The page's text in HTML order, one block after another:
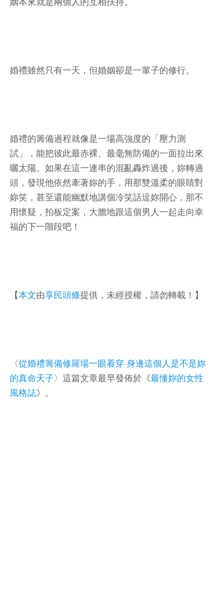
婚禮雖然只有一天，但婚姻卻是一輩子的修行。
婚禮的籌備過程就像是一場高強度的「壓力測
試」，能把彼此最赤裸、最毫無防備的一面拉出來
曬太陽。如果在這一連串的混亂轟炸過後，妳轉過
頭，發現他依然牽著妳的手，用那雙溫柔的眼睛對
妳笑，甚至還能幽默地講個冷笑話逗妳開心，那不
用懷疑，拍板定案，大膽地跟這個男人一起走向幸
福的下一階段吧！
【本文由享民頭條提供，未經授權，請勿轉載！】
〈從婚禮籌備修羅場一眼看穿 身邊這個人是不是妳
的真命天子〉這篇文章最早發佈於《最懂妳的女性
風格誌》。